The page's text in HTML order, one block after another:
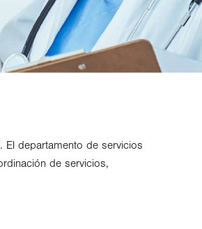
El departamento de servicios
de servicios,